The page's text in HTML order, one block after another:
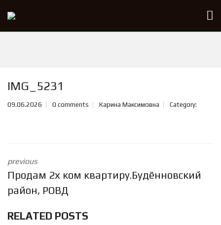
IMG_5231
09.06.2026 0 comments Карина Максимовна Category:
previous
Продам 2х ком квартиру.Будённовский
район, РОВД
RELATED POSTS